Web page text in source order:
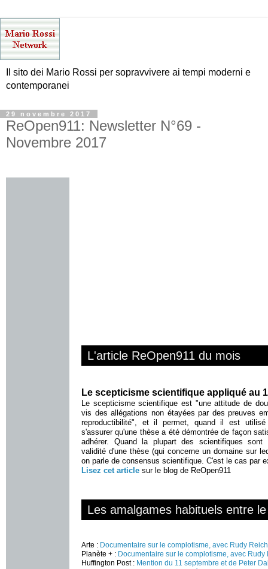
Il sito dei Mario Rossi per sopravvivere ai tempi moderni e
contemporanei
29 novembre 2017
ReOpen911: Newsletter N°69 -
Novembre 2017
L'article ReOpen911 du mois
Le scepticisme scientifique appliqué au
Le scepticisme scientifique est "une attitude de
vis des allégations non étayées par des preuves
reproductibilité", et il permet, quand il est utilisé
s'assurer qu'une thèse a été démontrée de façon
adhérer. Quand la plupart des scientifiques
validité d'une thèse (qui concerne un domaine sur
on parle de consensus scientifique. C'est le cas par
Lisez cet article sur le blog de ReOpen911
Les amalgames habituels entre
Arte : Documentaire sur le complotisme, avec Rudy
Planète + : Documentaire sur le complotisme, avec Rudy
Huffington Post : Mention du 11 septembre et de Peter